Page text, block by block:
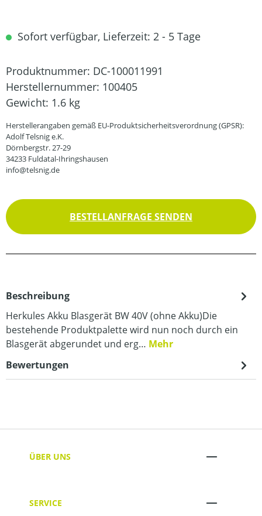
Sofort verfügbar, Lieferzeit: 2 - 5 Tage
Produktnummer: DC-100011991
Herstellernummer: 100405
Gewicht: 1.6 kg
Herstellerangaben gemäß EU-Produktsicherheitsverordnung (GPSR):
Adolf Telsnig e.K.
Dörnbergstr. 27-29
34233 Fuldatal-Ihringshausen
info@telsnig.de
BESTELLANFRAGE SENDEN
Beschreibung
Herkules Akku Blasgerät BW 40V (ohne Akku)Die
bestehende Produktpalette wird nun noch durch ein
Blasgerät abgerundet und erg… Mehr
Bewertungen
ÜBER UNS
SERVICE